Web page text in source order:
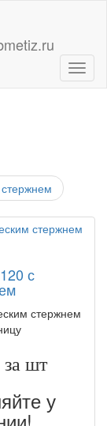
с
стержнем
за шт
у